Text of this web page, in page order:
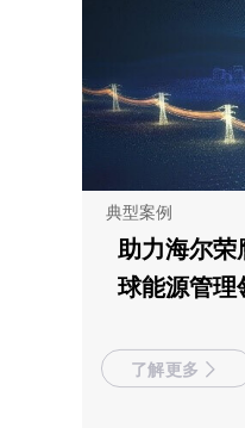
典型案例
助力海尔荣
球能源管理
了解更多